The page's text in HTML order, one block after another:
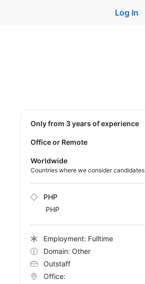
Log In
Only from 3 years of experience
Office or Remote
Worldwide
Countries where we consider candidates
PHP
PHP
Employment: Fulltime
Domain: Other
Outstaff
Office: